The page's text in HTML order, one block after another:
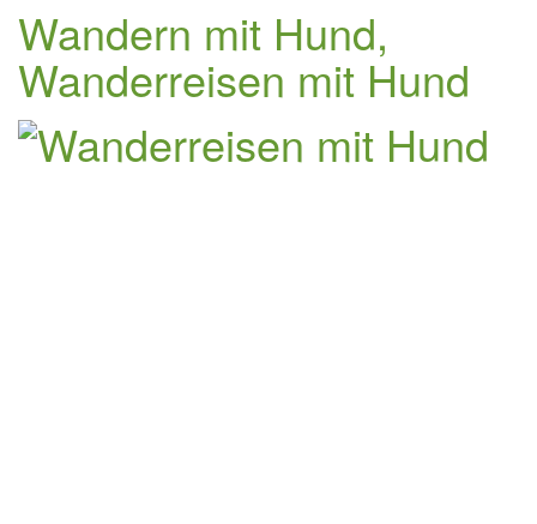
Wandern mit Hund,
Wanderreisen mit Hund